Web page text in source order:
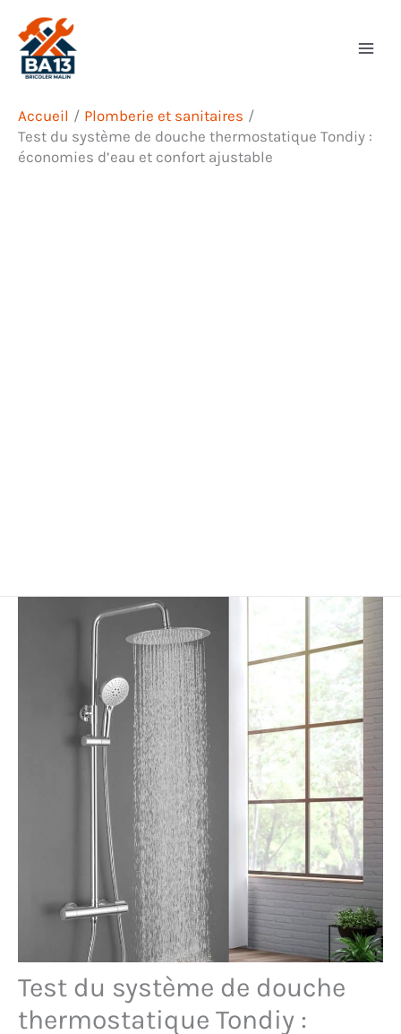
contenu
Accueil
Plomberie et sanitaires
Test du système de douche thermostatique Tondiy :
économies d’eau et confort ajustable
Test du système de douche
thermostatique Tondiy :
Rechercher